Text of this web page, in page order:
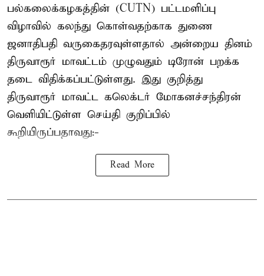
பல்கலைக்கழகத்தின் (CUTN) பட்டமளிப்பு
விழாவில் கலந்து கொள்வதற்காக துணை
ஜனாதிபதி வருகைதரவுள்ளதால் அன்றைய தினம்
திருவாரூர் மாவட்டம் முழுவதும் டிரோன் பறக்க
தடை விதிக்கப்பட்டுள்ளது. இது குறித்து
திருவாரூர் மாவட்ட கலெக்டர் மோகனச்சந்திரன்
வெளியிட்டுள்ள செய்தி குறிப்பில்
கூறியிருப்பதாவது:-
Read More